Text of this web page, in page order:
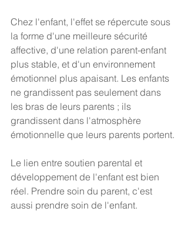
Chez l'enfant, l'effet se répercute sous
la forme d'une meilleure sécurité
affective, d'une relation parent-enfant
plus stable, et d'un environnement
émotionnel plus apaisant. Les enfants
ne grandissent pas seulement dans
les bras de leurs parents ; ils
grandissent dans l'atmosphère
émotionnelle que leurs parents portent.
Le lien entre soutien parental et
développement de l'enfant est bien
réel. Prendre soin du parent, c'est
aussi prendre soin de l'enfant.